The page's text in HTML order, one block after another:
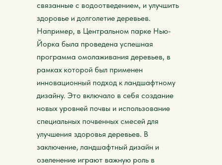
связанные с водоотведением, и улучшить
здоровье и долголетие деревьев.
Например, в Центральном парке Нью-
Йорка была проведена успешная
программа омолаживания деревьев, в
рамках которой был применен
инновационный подход к ландшафтному
дизайну. Это включало в себя создание
новых уровней почвы и использование
специальных почвенных смесей для
улучшения здоровья деревьев. В
заключение, ландшафтный дизайн и
озеленение играют важную роль в